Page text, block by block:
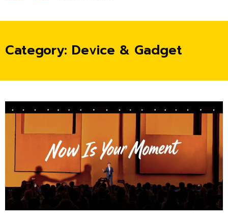
Category: Device & Gadget
PagePagePage Page